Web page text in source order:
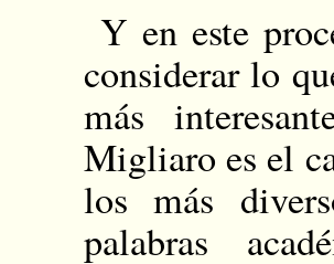
Y en este
considerar lo
más
Migliaro es el
los más
palabras